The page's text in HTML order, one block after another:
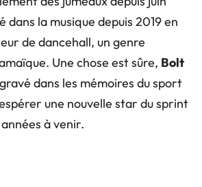
dans la musique depuis 2019 en
de dancehall, un genre
Une chose est sûre, Bolt
dans les mémoires du sport
une nouvelle star du sprint
à venir.